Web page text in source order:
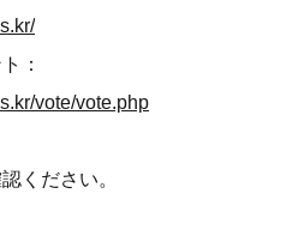
：
vote/vote.php
ください。